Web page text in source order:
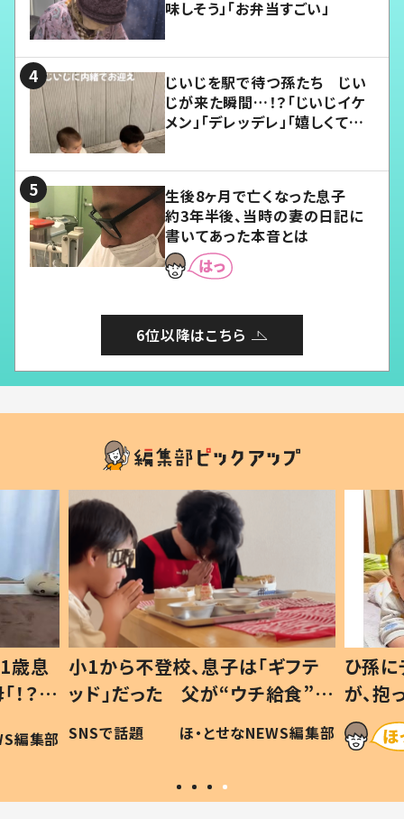
味しそう」「お弁当すごい」
じいじを駅で待つ孫たち じい
じが来た瞬間…！？「じいじイケ
メン」「デレッデレ」「嬉しくて可
生後8ヶ月で亡くなった息子
約3年半後、当時の妻の日記に
書いてあった本音とは
6位以降はこちら
歳息
？」
編集部
小1から不登校、息子は「ギフテ
ッド」だった 父が“ウチ給食”を
作り続ける理由とは #令和の親
#令和の子
SNSで話題 ほ・とせなNEWS編集部
ひ孫
が、
「涙が
い」